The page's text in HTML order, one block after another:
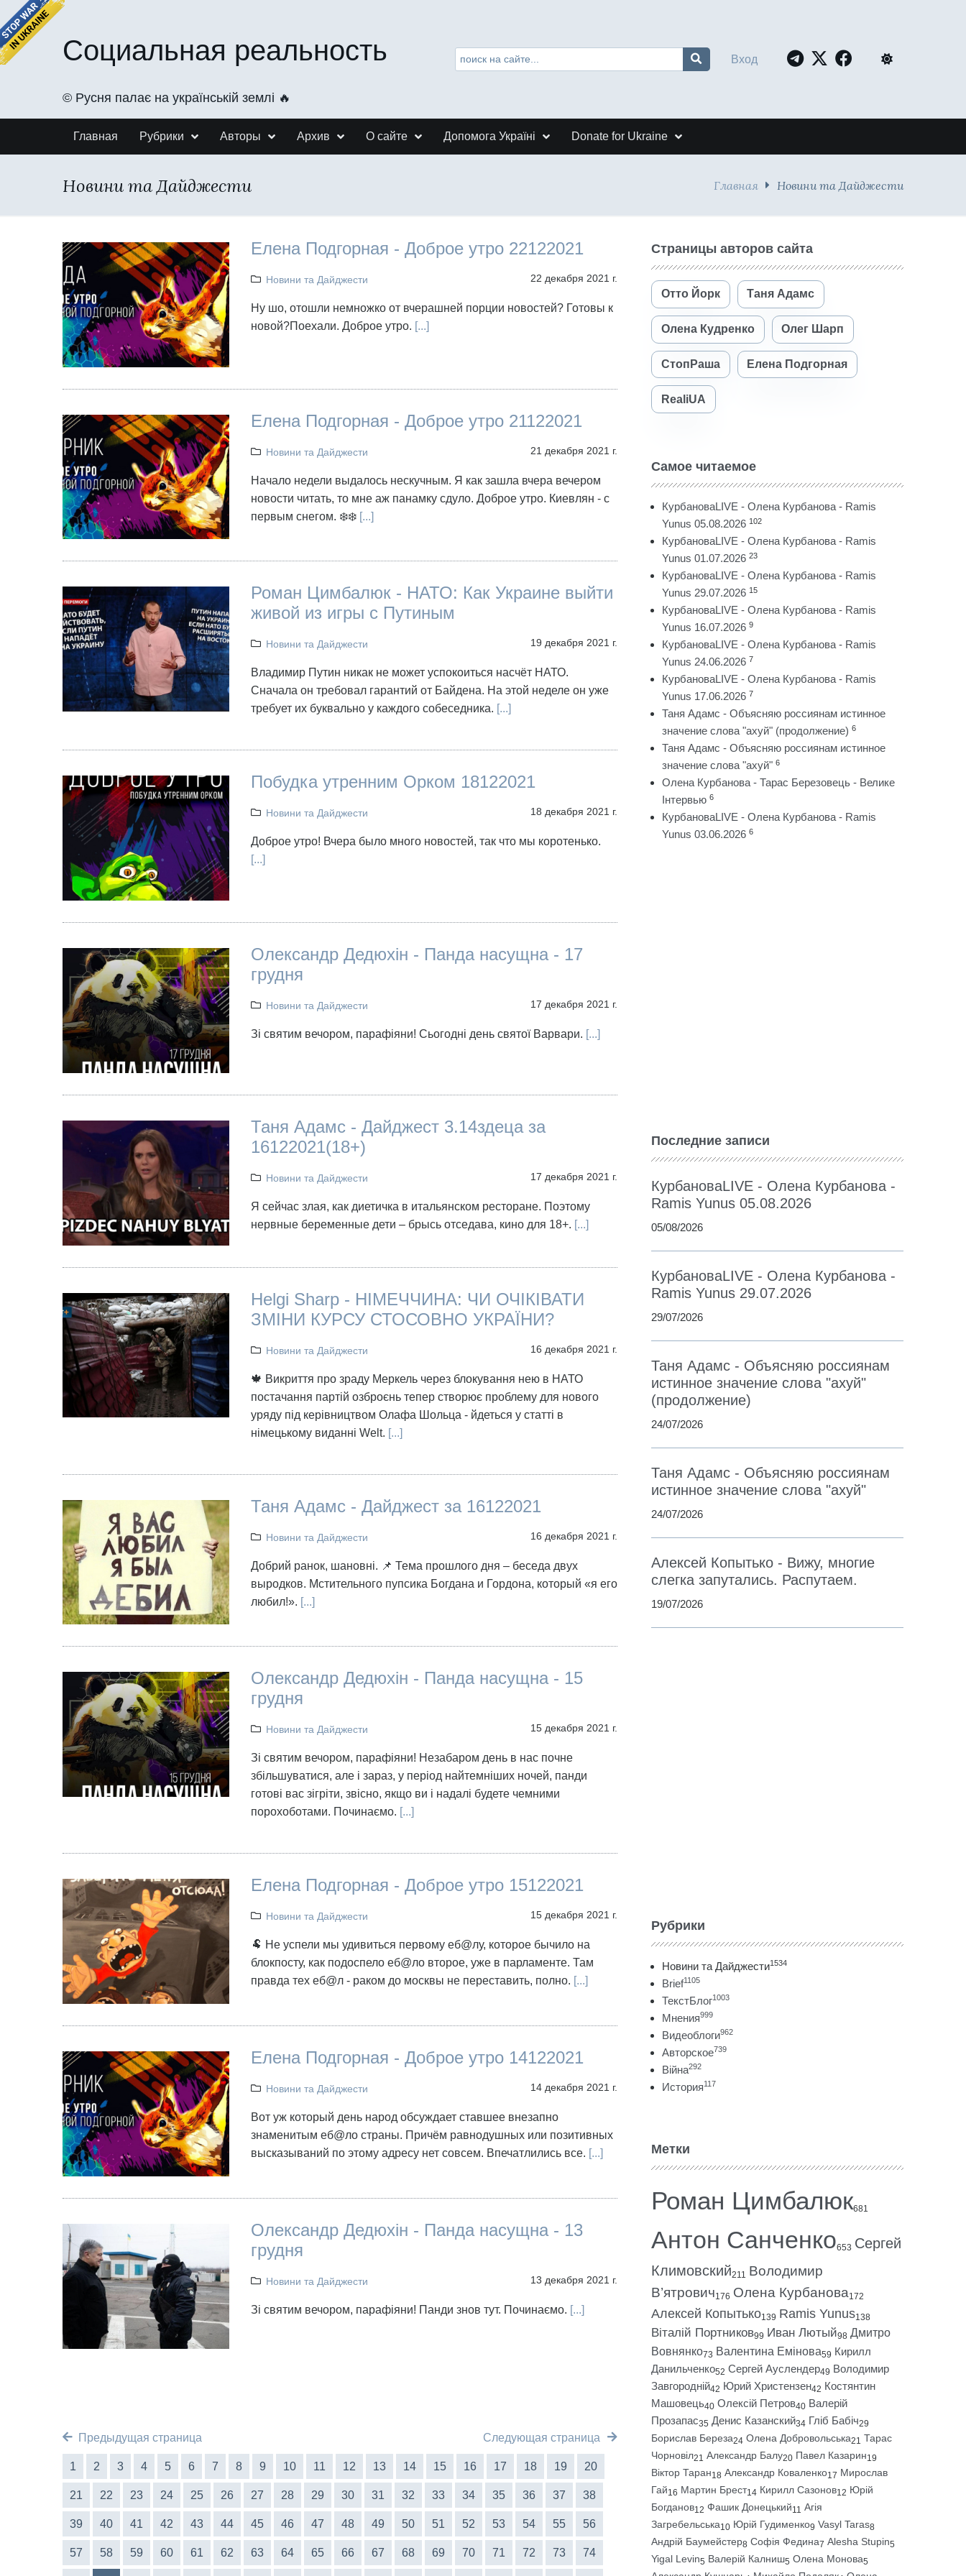
Социальная реальность
©️ Русня палає на українській землі 🔥
Вход
Главная Рубрики Авторы Архив О сайте Допомога Україні Donate for Ukraine
Новини та Дайджести Главная Новини та Дайджести
Елена Подгорная - Доброе утро 22122021
Новини та Дайджести 22 декабря 2021 г.
Ну шо, отошли немножко от вчерашней порции новостей? Готовы к
новой?Поехали. Доброе утро. [...]
Елена Подгорная - Доброе утро 21122021
Новини та Дайджести 21 декабря 2021 г.
Начало недели выдалось нескучным. Я как зашла вчера вечером
новости читать, то мне аж панамку сдуло. Доброе утро. Киевлян - с
первым снегом. ❄️❄️[...]
Роман Цимбалюк - НАТО: Как Украине выйти
живой из игры с Путиным
Новини та Дайджести 19 декабря 2021 г.
Владимир Путин никак не может успокоиться насчёт НАТО.
Сначала он требовал гарантий от Байдена. На этой неделе он уже
требует их буквально у каждого собеседника. [...]
Побудка утренним Орком 18122021
Новини та Дайджести 18 декабря 2021 г.
Доброе утро! Вчера было много новостей, так что мы коротенько.
[...]
Олександр Дедюхін - Панда насущна - 17
грудня
Новини та Дайджести 17 декабря 2021 г.
Зі святим вечором, парафіяни! Сьогодні день святої Варвари. [...]
Таня Адамс - Дайджест 3.14здеца за
16122021(18+)
Новини та Дайджести 17 декабря 2021 г.
Я сейчас злая, как диетичка в итальянском ресторане. Поэтому
нервные беременные дети – брысь отседава, кино для 18+. [...]
Helgi Sharp - НІМЕЧЧИНА: ЧИ ОЧІКІВАТИ
ЗМІНИ КУРСУ СТОСОВНО УКРАЇНИ?
Новини та Дайджести 16 декабря 2021 г.
🍁 Викриття про зраду Меркель через блокування нею в НАТО
постачання партій озброєнь тепер створює проблему для нового
уряду під керівництвом Олафа Шольца - йдеться у статті в
німецькому виданні Welt. [...]
Таня Адамс - Дайджест за 16122021
Новини та Дайджести 16 декабря 2021 г.
Добрий ранок, шановні. 📌 Тема прошлого дня – беседа двух
выродков. Мстительного пупсика Богдана и Гордона, который «я его
любил!». [...]
Олександр Дедюхін - Панда насущна - 15
грудня
Новини та Дайджести 15 декабря 2021 г.
Зі святим вечором, парафіяни! Незабаром день в нас почне
збільшуватися, але і зараз, у період найтемніших ночей, панди
готові вас зігріти, звісно, якщо ви і надалі будете чемними
порохоботами. Починаємо. [...]
Елена Подгорная - Доброе утро 15122021
Новини та Дайджести 15 декабря 2021 г.
🐏 Не успели мы удивиться первому еб@лу, которое бычило на
блокпосту, как подоспело еб@ло второе, уже в парламенте. Там
правда тех еб@л - раком до москвы не переставить, полно. [...]
Елена Подгорная - Доброе утро 14122021
Новини та Дайджести 14 декабря 2021 г.
Вот уж который день народ обсуждает ставшее внезапно
знаменитым еб@ло страны. Причём равнодушных или позитивных
высказываний по этому адресу нет совсем. Впечатлились все. [...]
Олександр Дедюхін - Панда насущна - 13
грудня
Новини та Дайджести 13 декабря 2021 г.
Зі святим вечором, парафіяни! Панди знов тут. Починаємо. [...]
Предыдущая страница Следующая страница
1 2 3 4 5 6 7 8 9 10 11 12 13 14 15 16 17 18 19 20
21 22 23 24 25 26 27 28 29 30 31 32 33 34 35 36 37 38
39 40 41 42 43 44 45 46 47 48 49 50 51 52 53 54 55 56
57 58 59 60 61 62 63 64 65 66 67 68 69 70 71 72 73 74
Страницы авторов сайта
Отто Йорк Таня Адамс
Олена Кудренко Олег Шарп
СтопРаша Елена Подгорная
RealiUA
Самое читаемое
КурбановаLIVE - Олена Курбанова - Ramis
Yunus 05.08.2026 102
КурбановаLIVE - Олена Курбанова - Ramis
Yunus 01.07.2026 23
КурбановаLIVE - Олена Курбанова - Ramis
Yunus 29.07.2026 15
КурбановаLIVE - Олена Курбанова - Ramis
Yunus 16.07.2026 9
КурбановаLIVE - Олена Курбанова - Ramis
Yunus 24.06.2026 7
КурбановаLIVE - Олена Курбанова - Ramis
Yunus 17.06.2026 7
Таня Адамс - Объясняю россиянам истинное
значение слова "ахуй" (продолжение) 6
Таня Адамс - Объясняю россиянам истинное
значение слова "ахуй" 6
Олена Курбанова - Тарас Березовець - Велике
Інтервью 6
КурбановаLIVE - Олена Курбанова - Ramis
Yunus 03.06.2026 6
Последние записи
КурбановаLIVE - Олена Курбанова -
Ramis Yunus 05.08.2026
05/08/2026
КурбановаLIVE - Олена Курбанова -
Ramis Yunus 29.07.2026
29/07/2026
Таня Адамс - Объясняю россиянам
истинное значение слова "ахуй"
(продолжение)
24/07/2026
Таня Адамс - Объясняю россиянам
истинное значение слова "ахуй"
24/07/2026
Алексей Копытько - Вижу, многие
слегка запутались. Распутаем.
19/07/2026
Рубрики
Новини та Дайджести1534
Brief1105
ТекстБлог1003
Мнения999
Видеоблоги962
Авторское739
Війна292
История117
Метки
Роман Цимбалюк681
Антон Санченко653 Сергей
Климовский211 Володимир
В’ятрович176 Олена Курбанова172
Алексей Копытько139 Ramis Yunus138
Віталій Портников99 Иван Лютый98 Дмитро
Вовнянко73 Валентина Емінова59 Кирилл
Данильченко52 Сергей Ауслендер49 Володимир
Завгородній42 Юрий Христензен42 Костянтин
Машовець40 Олексій Петров40 Валерій
Прозапас35 Денис Казанский34 Гліб Бабіч29
Борислав Береза24 Олена Добровольська21 Тарас
Чорновіл21 Александр Балу20 Павел Казарин19
Віктор Таран18 Александр Коваленко17 Мирослав
Гай16 Мартин Брест14 Кирилл Сазонов12 Юрій
Богданов12 Фашик Донецький11 Агія
Загребельська10 Юрій Гудименко9 Vasyl Taras8
Андрій Баумейстер8 Софія Федина7 Alesha Stupin5
Yigal Levin5 Валерій Калниш5 Олена Монова5